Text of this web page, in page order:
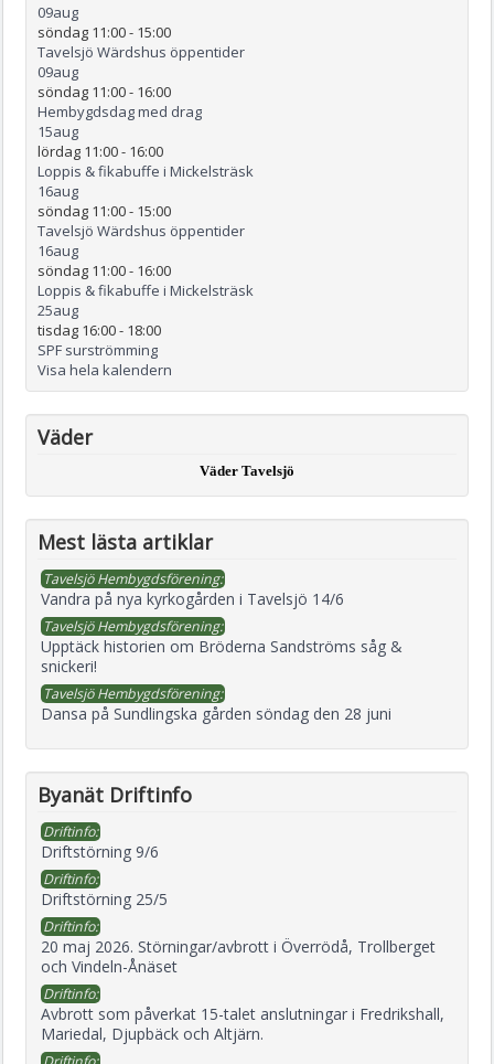
09aug
söndag 11:00- 15:00
Tavelsjö Wärdshus öppentider
09aug
söndag 11:00- 16:00
Hembygdsdag med drag
15aug
lördag 11:00- 16:00
Loppis & fikabuffe i Mickelsträsk
16aug
söndag 11:00- 15:00
Tavelsjö Wärdshus öppentider
16aug
söndag 11:00- 16:00
Loppis & fikabuffe i Mickelsträsk
25aug
tisdag 16:00- 18:00
SPF surströmming
Visa hela kalendern
Väder
Väder Tavelsjö
Mest lästa artiklar
Tavelsjö Hembygdsförening:
Vandra på nya kyrkogården i Tavelsjö 14/6
Tavelsjö Hembygdsförening:
Upptäck historien om Bröderna Sandströms såg &
snickeri!
Tavelsjö Hembygdsförening:
Dansa på Sundlingska gården söndag den 28 juni
Byanät Driftinfo
Driftinfo:
Driftstörning 9/6
Driftinfo:
Driftstörning 25/5
Driftinfo:
20 maj 2026. Störningar/avbrott i Överrödå, Trollberget
och Vindeln-Ånäset
Driftinfo:
Avbrott som påverkat 15-talet anslutningar i Fredrikshall,
Mariedal, Djupbäck och Altjärn.